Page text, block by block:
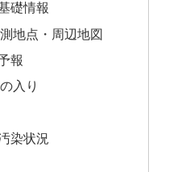
礎情報
地点・周辺地図
報
入り
染状況